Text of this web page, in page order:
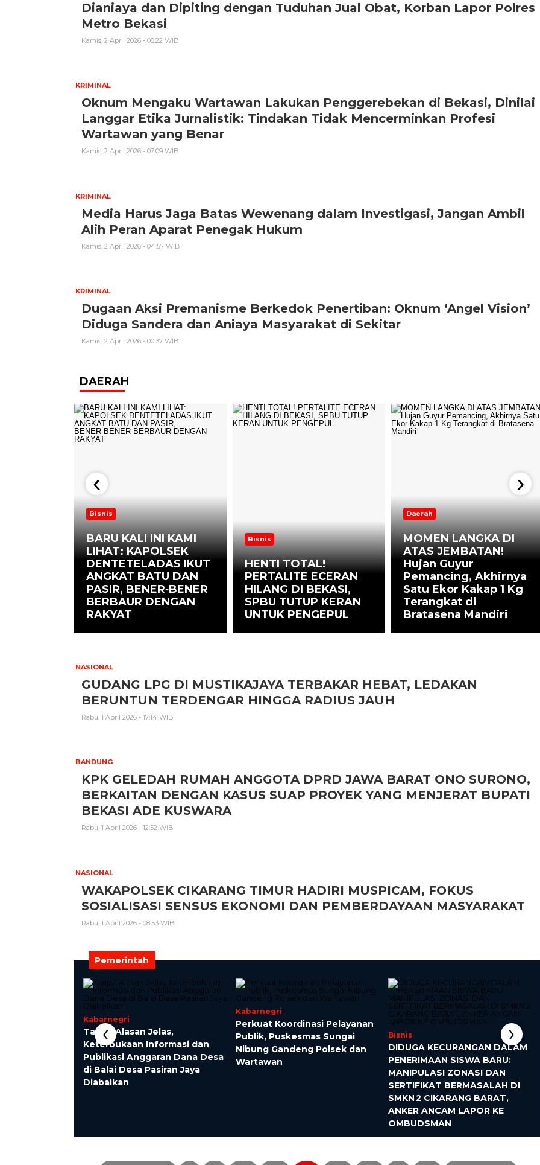
Dianiaya dan Dipiting dengan Tuduhan Jual Obat, Korban Lapor Polres
Metro Bekasi
Kamis, 2 April 2026 - 08:22 WIB
KRIMINAL
Oknum Mengaku Wartawan Lakukan Penggerebekan di Bekasi, Dinilai
Langgar Etika Jurnalistik: Tindakan Tidak Mencerminkan Profesi
Wartawan yang Benar
Kamis, 2 April 2026 - 07:09 WIB
KRIMINAL
Media Harus Jaga Batas Wewenang dalam Investigasi, Jangan Ambil
Alih Peran Aparat Penegak Hukum
Kamis, 2 April 2026 - 04:57 WIB
KRIMINAL
Dugaan Aksi Premanisme Berkedok Penertiban: Oknum ‘Angel Vision’
Diduga Sandera dan Aniaya Masyarakat di Sekitar
Kamis, 2 April 2026 - 00:37 WIB
DAERAH
Bisnis
BARU KALI INI KAMI
LIHAT: KAPOLSEK
DENTETELADAS IKUT
ANGKAT BATU DAN
PASIR, BENER‑BENER
BERBAUR DENGAN
RAKYAT
Bisnis
HENTI TOTAL!
PERTALITE ECERAN
HILANG DI BEKASI,
SPBU TUTUP KERAN
UNTUK PENGEPUL
Daerah
MOMEN LANGKA DI
ATAS JEMBATAN!
Hujan Guyur
Pemancing, Akhirnya
Satu Ekor Kakap 1 Kg
Terangkat di
Bratasena Mandiri
‹ ›
NASIONAL
GUDANG LPG DI MUSTIKAJAYA TERBAKAR HEBAT, LEDAKAN
BERUNTUN TERDENGAR HINGGA RADIUS JAUH
Rabu, 1 April 2026 - 17:14 WIB
BANDUNG
KPK GELEDAH RUMAH ANGGOTA DPRD JAWA BARAT ONO SURONO,
BERKAITAN DENGAN KASUS SUAP PROYEK YANG MENJERAT BUPATI
BEKASI ADE KUSWARA
Rabu, 1 April 2026 - 12:52 WIB
NASIONAL
WAKAPOLSEK CIKARANG TIMUR HADIRI MUSPICAM, FOKUS
SOSIALISASI SENSUS EKONOMI DAN PEMBERDAYAAN MASYARAKAT
Rabu, 1 April 2026 - 08:53 WIB
Pemerintah
Kabarnegri
Tanpa Alasan Jelas,
Keterbukaan Informasi dan
Publikasi Anggaran Dana Desa
di Balai Desa Pasiran Jaya
Diabaikan
Kabarnegri
Perkuat Koordinasi Pelayanan
Publik, Puskesmas Sungai
Nibung Gandeng Polsek dan
Wartawan
Bisnis
DIDUGA KECURANGAN DALAM
PENERIMAAN SISWA BARU:
MANIPULASI ZONASI DAN
SERTIFIKAT BERMASALAH DI
SMKN 2 CIKARANG BARAT,
ANKER ANCAM LAPOR KE
OMBUDSMAN
‹ ›